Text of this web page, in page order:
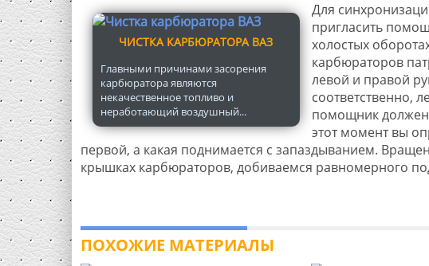
ЧИСТКА КАРБЮРАТОРА ВАЗ
Главными причинами засорения
карбюратора являются
некачественное топливо и
неработающий воздушный...
Для
пригласить
холостых
карбюраторов
левой и правой
соответственно,
помощник должен
этот момент вы
первой, а какая поднимается с запаздыванием.
крышках карбюраторов, добиваемся равномерного
ПОХОЖИЕ МАТЕРИАЛЫ